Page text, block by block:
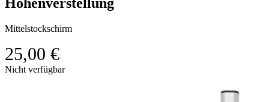
Mittelstockschirm
25,00 €
Produktgalerie
Nicht verfügbar